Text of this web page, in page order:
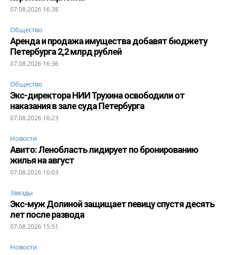
07.08.2026 16:38
Общество
Аренда и продажа имущества добавят бюджету
Петербурга 2,2 млрд рублей
07.08.2026 16:36
Общество
Экс-директора НИИ Трухина освободили от
наказания в зале суда Петербурга
07.08.2026 16:23
Новости
Авито: Ленобласть лидирует по бронированию
жилья на август
07.08.2026 16:03
Звезды
Экс-муж Долиной защищает певицу спустя десять
лет после развода
07.08.2026 15:51
Новости